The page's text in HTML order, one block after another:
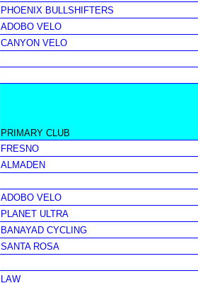
PHOENIX BULLSHIFTERS
ADOBO VELO
CANYON VELO
PRIMARY CLUB
FRESNO
ALMADEN
ADOBO VELO
PLANET ULTRA
BANAYAD CYCLING
SANTA ROSA
LAW